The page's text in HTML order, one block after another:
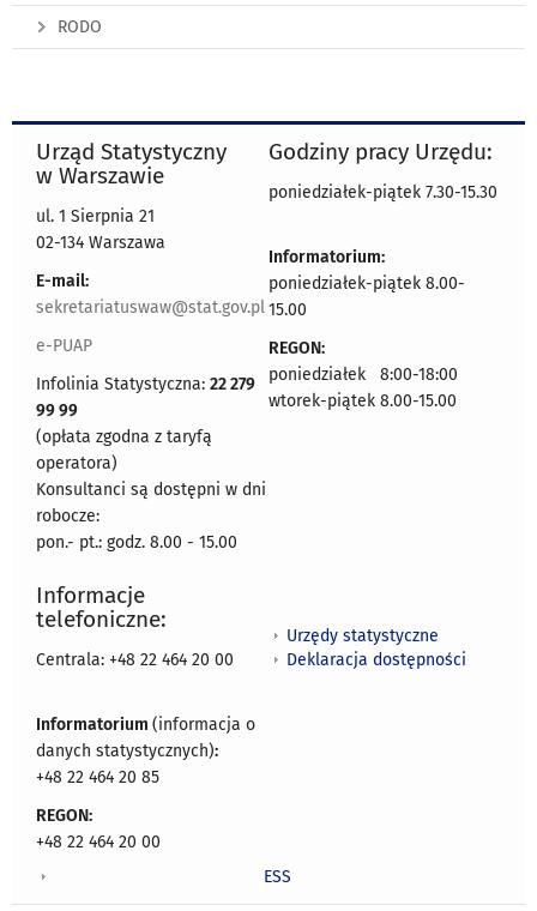
RODO
Urząd Statystyczny
w Warszawie
ul. 1 Sierpnia 21
02-134 Warszawa
E-mail:
sekretariatuswaw@stat.gov.pl
e-PUAP
Infolinia Statystyczna: 22 279
99 99
(opłata zgodna z taryfą
operatora)
Konsultanci są dostępni w dni
robocze:
pon.- pt.: godz. 8.00 - 15.00
Godziny pracy Urzędu:
poniedziałek-piątek 7.30-15.30
Informatorium:
poniedziałek-piątek 8.00-
15.00
REGON:
poniedziałek 8:00-18:00
wtorek-piątek 8.00-15.00
Informacje
telefoniczne:
Centrala: +48 22 464 20 00
Informatorium (informacja o
danych statystycznych):
+48 22 464 20 85
REGON:
+48 22 464 20 00
Urzędy statystyczne
Deklaracja dostępności
ESS